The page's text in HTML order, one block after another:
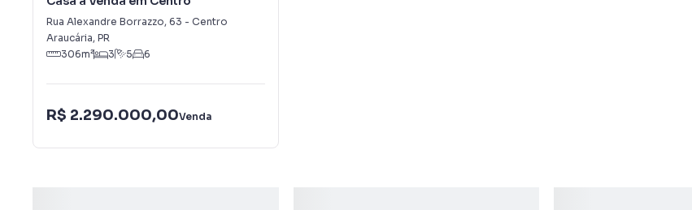
Rua Alexandre Borrazzo, 63 - Centro
Araucária, PR
306m² 3 5 6
R$ 2.290.000,00Venda